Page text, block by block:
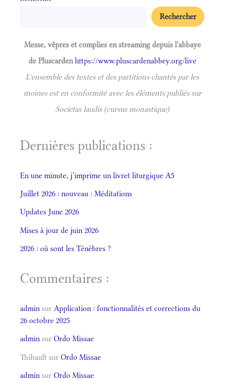
Rechercher
Messe, vêpres et complies en streaming depuis l'abbaye
de Pluscardenhttps://www.pluscardenabbey.org/live
L'ensemble des textes et des partitions chantés par les
moines est en conformité avec les éléments publiés sur
Societas laudis (cursus monastique)
Dernières publications :
En une minute, j’imprime un livret liturgique A5
Juillet 2026 : nouveau : Méditations
Updates June 2026
Mises à jour de juin 2026
2026 : où sont les Ténèbres ?
Commentaires :
admin sur Application : fonctionnalités et corrections du
26 octobre 2025
admin sur Ordo Missae
Thibault sur Ordo Missae
admin sur Ordo Missae